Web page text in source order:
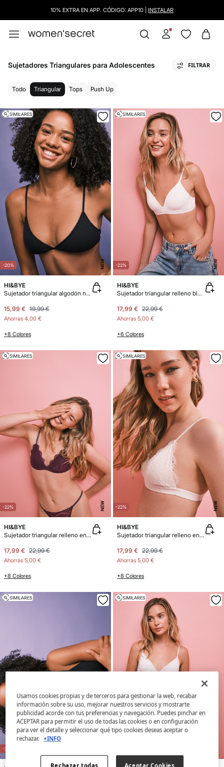
10% EXTRA EN APP. CÓDIGO: APP10 | INSTALAR
Sujetadores Triangulares para Adolescentes FILTRAR
Todo Triangular Tops Push Up
-20% NEW
SIMILARES
HI&BYE
Sujetador triangular algodón negro
15,99 € 19,99 €
Ahorras 4,00 €
+8 Colores
-22% NEW
SIMILARES
HI&BYE
Sujetador triangular relleno blanco
17,99 € 22,99 €
Ahorras 5,00 €
+6 Colores
-22% NEW
SIMILARES
HI&BYE
Sujetador triangular relleno encaje granate
17,99 € 22,99 €
Ahorras 5,00 €
+8 Colores
-22% NEW
SIMILARES
HI&BYE
Sujetador triangular relleno encaje beige
17,99 € 22,99 €
Ahorras 5,00 €
+8 Colores
-20%
SIMILARES SIMILARES
Usamos cookies propias y de terceros para gestionar la web, recabar
información sobre su uso, mejorar nuestros servicios y mostrarte
publicidad acorde con tus preferencias y navegación. Puedes pinchar en
ACEPTAR para permitir el uso de todas las cookies o en configuración
para ver el detalle y seleccionar qué tipo cookies deseas aceptar o
rechazar. +INFO
Rechazar todas Aceptar Cookies